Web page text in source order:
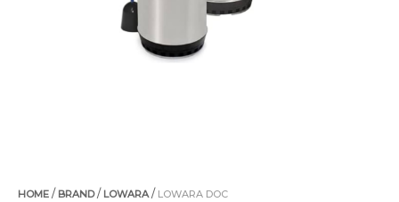
HOME / BRAND/ LOWARA/ LOWARA DOC